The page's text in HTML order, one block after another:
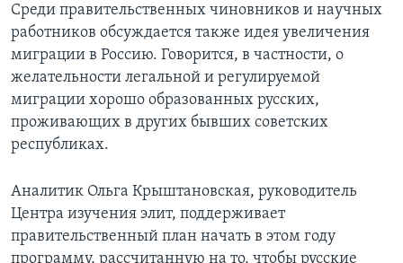
Среди правительственных чиновников и научных
работников обсуждается также идея увеличения
миграции в Россию. Говорится, в частности, о
желательности легальной и регулируемой
миграции хорошо образованных русских,
проживающих в других бывших советских
республиках.
Аналитик Ольга Крыштановская, руководитель
Центра изучения элит, поддерживает
правительственный план начать в этом году
программу, рассчитанную на то, чтобы русские